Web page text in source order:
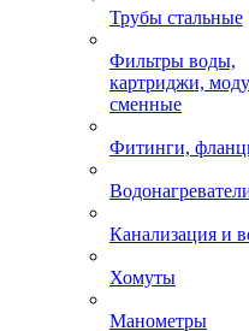
Трубы стальные
Фильтры воды,
картриджи,
сменные
Фитинги,
Канализация и
Хомуты
Манометры